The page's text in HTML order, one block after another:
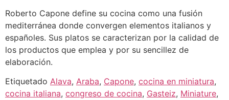
Roberto Capone define su cocina como una fusión
mediterránea donde convergen elementos italianos y
españoles. Sus platos se caracterizan por la calidad de
los productos que emplea y por su sencillez de
elaboración.
Etiquetado Alava, Araba, Capone, cocina en miniatura,
cocina italiana, congreso de cocina, Gasteiz, Miniature,